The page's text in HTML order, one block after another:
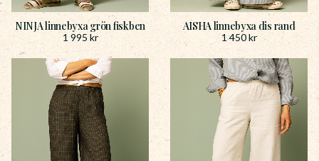
NINJA linnebyxa grön fiskben
1 995 kr
AISHA linnebyxa dis rand
1 450kr